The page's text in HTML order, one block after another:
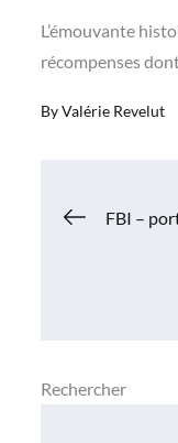
L’émouvante
récompenses
ByValérie Revelut
FBI –
Rechercher